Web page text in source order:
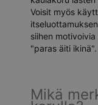
Voisit myös
siihen
"paras äiti ikinä".
Mikä